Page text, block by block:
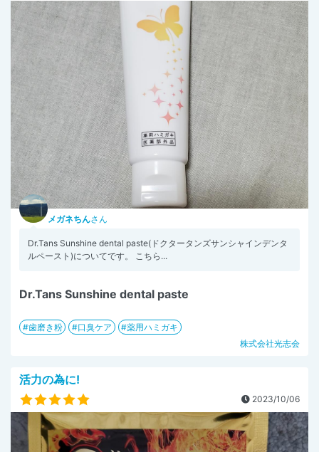
メガネちんさん
Dr.Tans Sunshine dental paste(ドクタータンズサンシャインデンタ
ルペースト)についてです。 こちら...
Dr.Tans Sunshine dental paste
歯磨き粉 口臭ケア
薬用ハミガキ
株式会社光志会
活力の為に!
2023/10/06